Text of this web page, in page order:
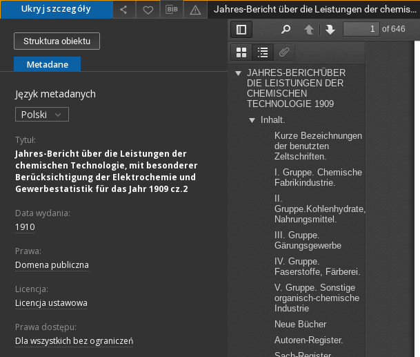
Ukryj szczegóły Jahres-Bericht über die Leistungen der chemischen Technologie, mit besonderer Berücksichtigung der Elektrochemie und Gewerbestatistik für das Jahr 1909 cz.2
Struktura obiektu
Metadane
Język metadanych
Polski
Tytuł:
Jahres-Bericht über die Leistungen der
chemischen Technologie, mit besonderer
Berücksichtigung der Elektrochemie und
Gewerbestatistik für das Jahr 1909 cz.2
Data wydania:
1910
Prawa:
Domena publiczna
Licencja:
Licencja ustawowa
Prawa dostępu:
Dla wszystkich bez ograniczeń